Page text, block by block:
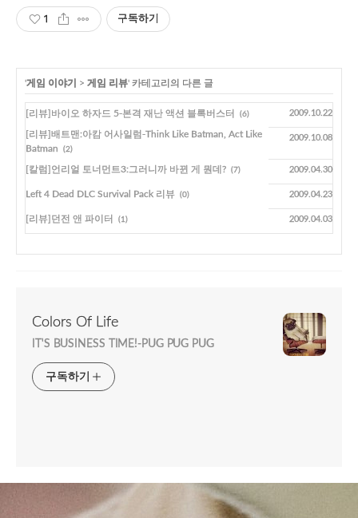
1 구독하기
'게임 이야기 > 게임 리뷰' 카테고리의 다른 글
[리뷰]바이오 하자드 5-본격 재난 액션 블록버스터 (6) 2009.10.22
[리뷰]배트맨:아캄 어사일럼-Think Like Batman, Act Like
Batman
(2)
2009.10.08
[칼럼]언리얼 토너먼트3:그러니까 바뀐 게 뭔데? (7) 2009.04.30
Left 4 Dead DLC Survival Pack 리뷰 (0) 2009.04.23
[리뷰]던전 앤 파이터 (1) 2009.04.03
Colors Of Life
IT'S BUSINESS TIME!-PUG PUG PUG
구독하기